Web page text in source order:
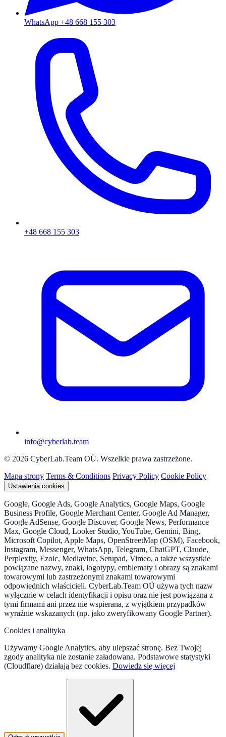
WhatsApp +48 668 155 303
+48 668 155 303
info@cyberlab.team
© 2026 CyberLab.Team OÜ. Wszelkie prawa zastrzeżone.
Mapa strony Terms & Conditions Privacy Policy Cookie Policy
Ustawienia cookies
Google, Google Ads, Google Analytics, Google Maps, Google
Business Profile, Google Merchant Center, Google Ad Manager,
Google AdSense, Google Discover, Google News, Performance
Max, Google Cloud, Looker Studio, YouTube, Gemini, Bing,
Microsoft Copilot, Apple Maps, OpenStreetMap (OSM), Facebook,
Instagram, Messenger, WhatsApp, Telegram, ChatGPT, Claude,
Perplexity, Ezoic, Mediavine, Setupad, Vimeo, a także wszystkie
powiązane nazwy, znaki, logotypy, emblematy i obrazy są znakami
towarowymi lub zastrzeżonymi znakami towarowymi
odpowiednich właścicieli. CyberLab.Team OÜ używa tych nazw
wyłącznie w celach identyfikacji i opisu oraz nie jest powiązana z
tymi firmami ani przez nie wspierana, z wyjątkiem przypadków
wyraźnie wskazanych (np. jako zweryfikowany Google Partner).
Cookies i analityka
Używamy Google Analytics, aby ulepszać stronę. Bez Twojej
zgody analityka nie zostanie załadowana. Podstawowe statystyki
(Cloudflare) działają bez cookies. Dowiedz się więcej